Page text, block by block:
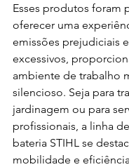
Esses produtos foram
oferecer uma
emissões prejudiciais
excessivos,
ambiente de trabalho
silencioso. Seja para
jardinagem ou para
profissionais, a linha
bateria STIHL se
mobilidade e